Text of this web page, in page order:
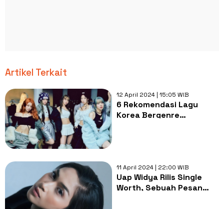
Artikel Terkait
12 April 2024 | 15:05 WIB
6 Rekomendasi Lagu
Korea Bergenre
11 April 2024 | 22:00 WIB
Uap Widya Rilis Single
Worth, Sebuah Pesan